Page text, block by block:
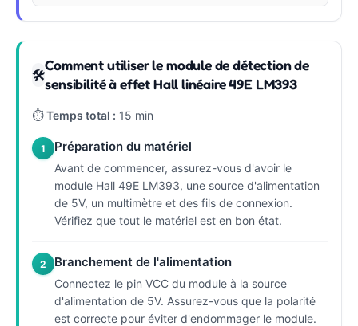
🛠
Comment utiliser le module de détection de
sensibilité à effet Hall linéaire 49E LM393
⏱Temps total : 15 min
1 Préparation du matériel
Avant de commencer, assurez-vous d'avoir le
module Hall 49E LM393, une source d'alimentation
de 5V, un multimètre et des fils de connexion.
Vérifiez que tout le matériel est en bon état.
2 Branchement de l'alimentation
Connectez le pin VCC du module à la source
d'alimentation de 5V. Assurez-vous que la polarité
est correcte pour éviter d'endommager le module.